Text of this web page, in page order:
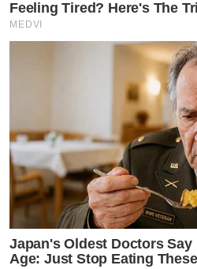
Feeling Tired? Here's The
MEDVI
Japan's Oldest Doctors
Age: Just Stop Eating